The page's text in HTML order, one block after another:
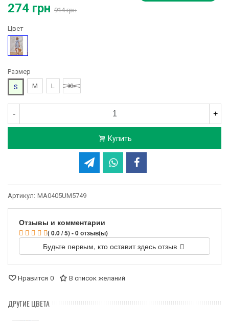
274 грн 914 грн
Цвет
Голубой
Размер
S
M L XL
- +
Купить
Артикул: MA0405UM5749
Отзывы и комментарии
( 0.0 / 5) - 0 отзыв(ы)
Будьте первым, кто оставит здесь отзыв
Нравится 0 В список желаний
ДРУГИЕ ЦВЕТА